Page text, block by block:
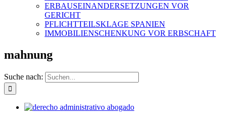
ERBAUSEINANDERSETZUNGEN VOR
GERICHT
PFLICHTTEILSKLAGE SPANIEN
IMMOBILIENSCHENKUNG VOR ERBSCHAFT
mahnung
Suche nach: